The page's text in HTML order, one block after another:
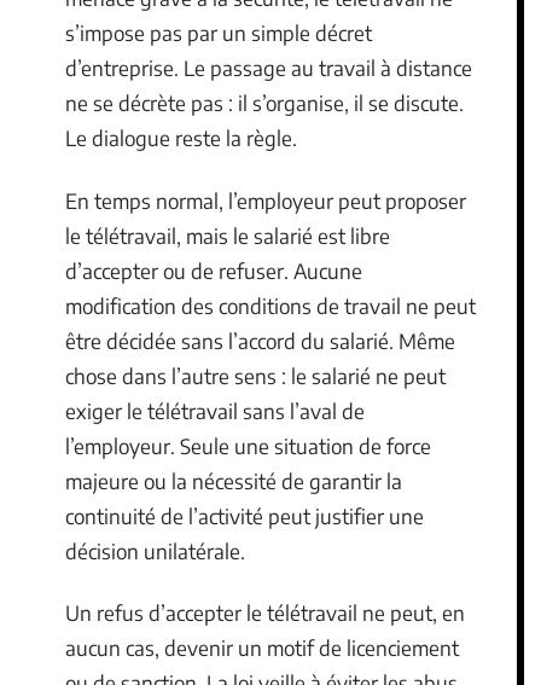
s’impose pas par un simple décret
d’entreprise. Le passage au travail à distance
ne se décrète pas : il s’organise, il se discute.
Le dialogue reste la règle.
En temps normal, l’employeur peut proposer
le télétravail, mais le salarié est libre
d’accepter ou de refuser. Aucune
modification des conditions de travail ne peut
être décidée sans l’accord du salarié. Même
chose dans l’autre sens : le salarié ne peut
exiger le télétravail sans l’aval de
l’employeur. Seule une situation de force
majeure ou la nécessité de garantir la
continuité de l’activité peut justifier une
décision unilatérale.
Un refus d’accepter le télétravail ne peut, en
aucun cas, devenir un motif de licenciement